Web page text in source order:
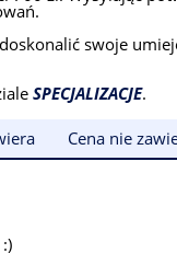
swoje
SPECJALIZACJE.
Cena nie